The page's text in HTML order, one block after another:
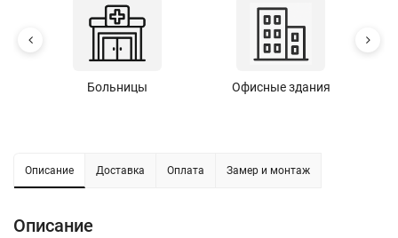
Больницы Офисные здания
Описание Доставка Оплата Замер и монтаж
Описание